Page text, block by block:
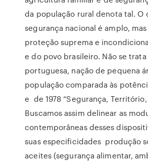
da população rural denota tal. O
segurança nacional é amplo,
proteção suprema e
e do povo brasileiro. Não se trata
portuguesa, nação de pequena
população comparada às
e de 1978 “Segurança,
Buscamos assim delinear as
contemporâneas desses
suas especificidades produção
aceites (segurança alimentar,